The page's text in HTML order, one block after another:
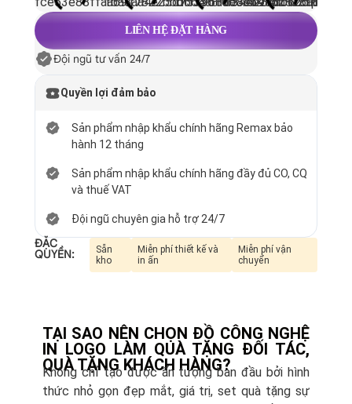
LIÊN HỆ ĐẶT HÀNG
Đội ngũ tư vấn 24/7
Quyền lợi đảm bảo
Sản phẩm nhập khẩu chính hãng Remax bảo
hành 12 tháng
Sản phẩm nhập khẩu chính hãng đầy đủ CO, CQ
và thuế VAT
Đội ngũ chuyên gia hỗ trợ 24/7
ĐẶC
QUYỀN:
Sẵn
kho
Miễn phí thiết kế và
in ấn
Miễn phí vận
chuyển
TẠI SAO NÊN CHỌN ĐỒ CÔNG NGHỆ
IN LOGO LÀM QUÀ TẶNG ĐỐI TÁC,
QUÀ TẶNG KHÁCH HÀNG?
Không chỉ tạo được ấn tượng ban đầu bởi hình
thức nhỏ gọn đẹp mắt, giá trị, set quà tặng sự